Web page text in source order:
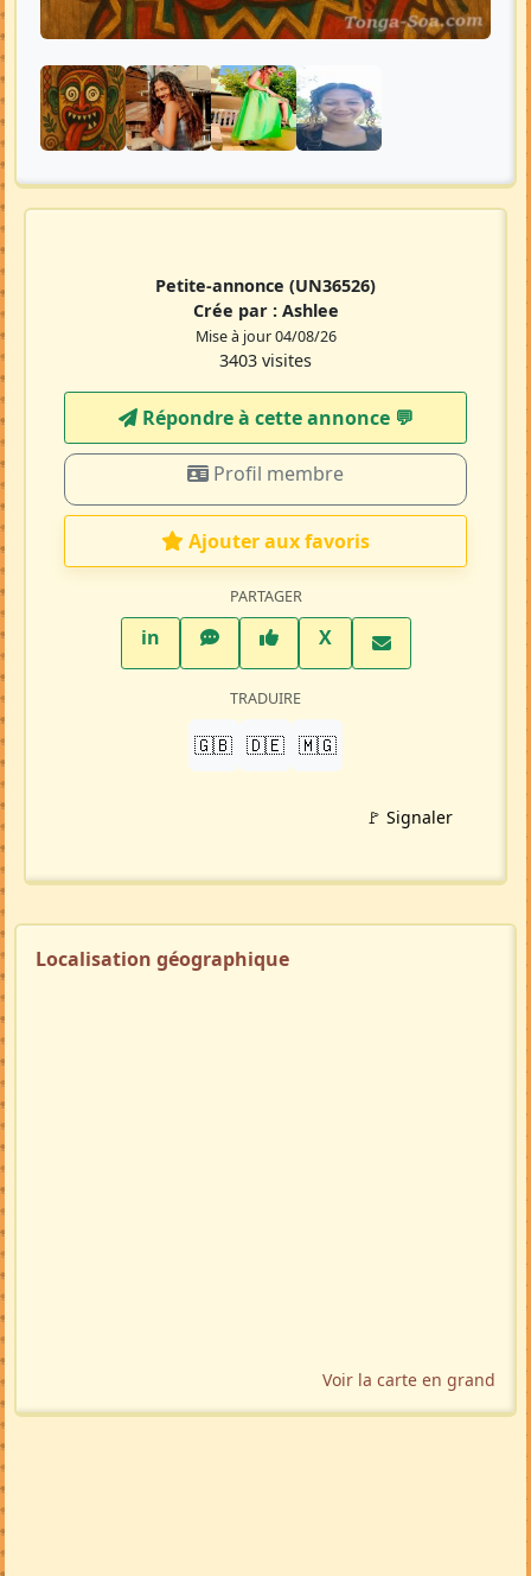
Petite-annonce (UN36526)
Crée par : Ashlee
Mise à jour 04/08/26
3403 visites
Répondre à cette annonce 💬​
Profil membre
Ajouter aux favoris
PARTAGER
inLinkedInWhatsAppFacebook
XTwitter X
TRADUIRE
🇬🇧 🇩🇪 🇲🇬
🚩 Signaler
Localisation géographique
Voir la carte en grand